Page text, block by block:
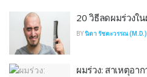
20 วิธีลดผมร่วงใ
BYนิดา รัชตะวรรณ (M.D.)
ผมร่วง: สาเหตุอา